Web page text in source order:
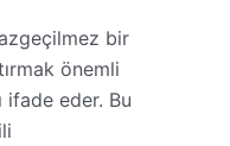
bir
önemli
ifade eder. Bu